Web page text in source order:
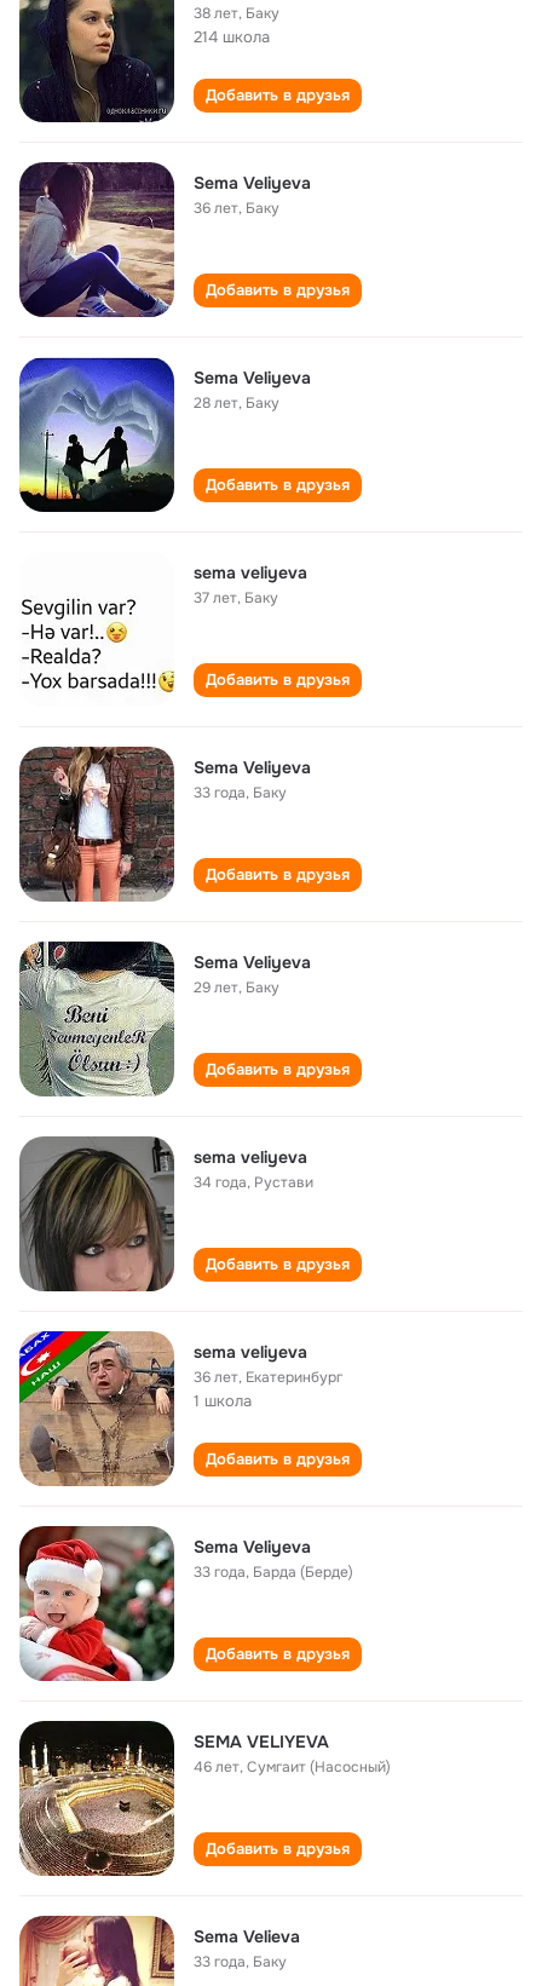
38 лет, Баку
214 школа
Добавить в друзья
Sema Veliyeva
36 лет, Баку
Добавить в друзья
Sema Veliyeva
28 лет, Баку
Добавить в друзья
sema veliyeva
37 лет, Баку
Добавить в друзья
Sema Veliyeva
33 года, Баку
Добавить в друзья
Sema Veliyeva
29 лет, Баку
Добавить в друзья
sema veliyeva
34 года, Рустави
Добавить в друзья
sema veliyeva
36 лет, Екатеринбург
1 школа
Добавить в друзья
Sema Veliyeva
33 года, Барда (Берде)
Добавить в друзья
SEMA VELIYEVA
46 лет,Сумгаит (Насосный)
Добавить в друзья
Sema Velieva
33 года, Баку